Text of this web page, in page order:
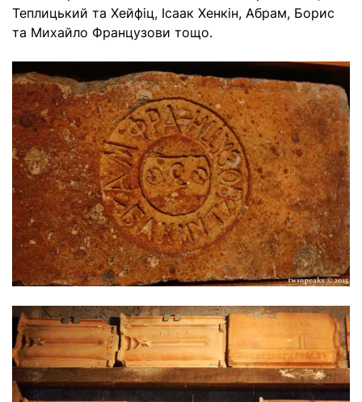
Теплицький та Хейфіц, Ісаак Хенкін, Абрам, Борис
та Михайло Французови тощо.